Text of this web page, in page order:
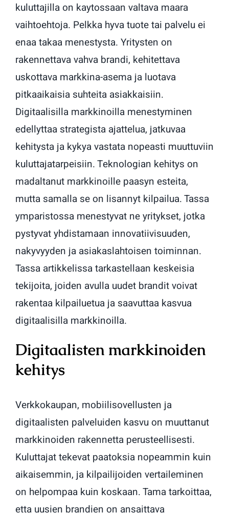
kuluttajilla on kaytossaan valtava maara
vaihtoehtoja. Pelkka hyva tuote tai palvelu ei
enaa takaa menestysta. Yritysten on
rakennettava vahva brandi, kehitettava
uskottava markkina-asema ja luotava
pitkaaikaisia suhteita asiakkaisiin.
Digitaalisilla markkinoilla menestyminen
edellyttaa strategista ajattelua, jatkuvaa
kehitysta ja kykya vastata nopeasti muuttuviin
kuluttajatarpeisiin. Teknologian kehitys on
madaltanut markkinoille paasyn esteita,
mutta samalla se on lisannyt kilpailua. Tassa
ymparistossa menestyvat ne yritykset, jotka
pystyvat yhdistamaan innovatiivisuuden,
nakyvyyden ja asiakaslahtoisen toiminnan.
Tassa artikkelissa tarkastellaan keskeisia
tekijoita, joiden avulla uudet brandit voivat
rakentaa kilpailuetua ja saavuttaa kasvua
digitaalisilla markkinoilla.
Digitaalisten markkinoiden
kehitys
Verkkokaupan, mobiilisovellusten ja
digitaalisten palveluiden kasvu on muuttanut
markkinoiden rakennetta perusteellisesti.
Kuluttajat tekevat paatoksia nopeammin kuin
aikaisemmin, ja kilpailijoiden vertaileminen
on helpompaa kuin koskaan. Tama tarkoittaa,
etta uusien brandien on ansaittava